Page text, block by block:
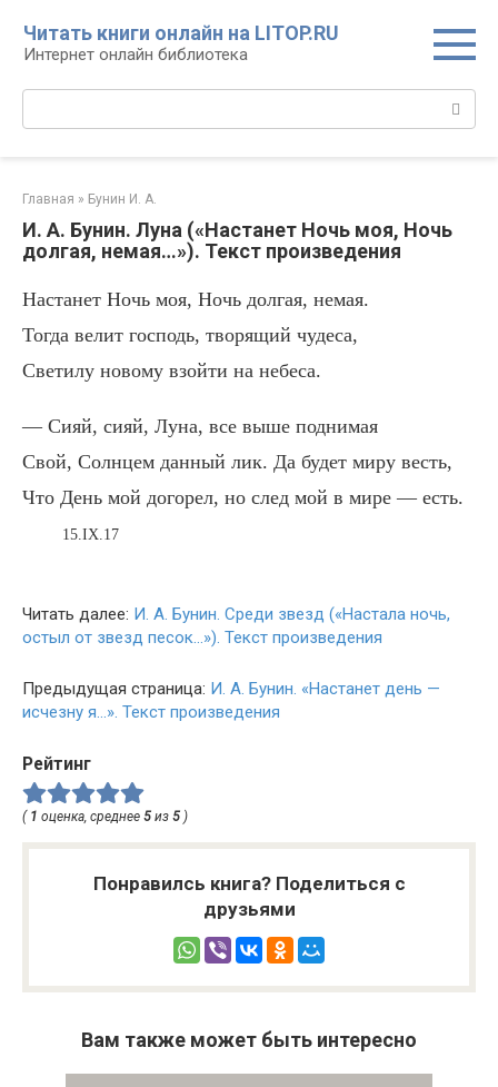
контенту
Читать книги онлайн на LITOP.RU
Интернет онлайн библиотека
Главная » Бунин И. А.
И. А. Бунин. Луна («Настанет Ночь моя, Ночь
долгая, немая…»). Текст произведения
Настанет Ночь моя, Ночь долгая, немая.
Тогда велит господь, творящий чудеса,
Светилу новому взойти на небеса.
— Сияй, сияй, Луна, все выше поднимая
Свой, Солнцем данный лик. Да будет миру весть,
Что День мой догорел, но след мой в мире — есть.
15.IX.17
Читать далее: И. А. Бунин. Среди звезд («Настала ночь,
остыл от звезд песок…»). Текст произведения
Предыдущая страница: И. А. Бунин. «Настанет день —
исчезну я…». Текст произведения
Рейтинг
( 1 оценка, среднее 5 из 5 )
Понравилсь книга? Поделиться с
друзьями
Вам также может быть интересно